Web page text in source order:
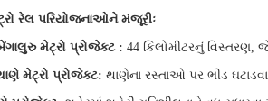
રેલ પરિયોજનાઓને મંજૂરીઃ
મેટ્રો પ્રોજેક્ટ : 44 કિલોમીટરનું વિસ્તરણ,
મેટ્રો પ્રોજેક્ટ: થાણેના રસ્તાઓ પર ભીડ